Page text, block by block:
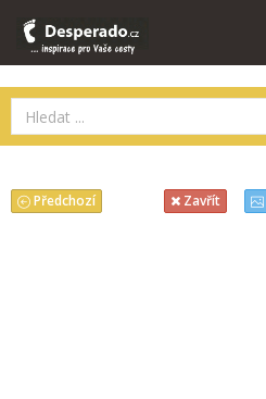
Předchozí Zavřít